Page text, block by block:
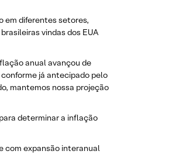
em diferentes setores,
vindas dos EUA
anual avançou de
já antecipado pelo
mantemos nossa projeção
determinar a inflação
com expansão interanual